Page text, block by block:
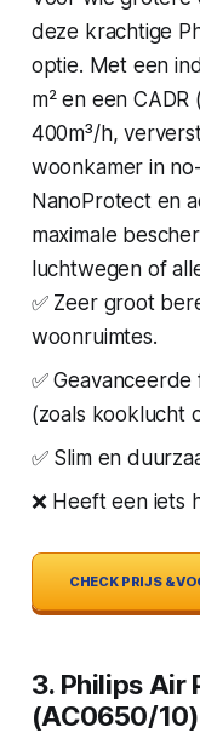
deze krachtige
optie. Met een
m² en een
400m³/h,
woonkamer in
NanoProtect en
maximale
luchtwegen of
✅ Zeer groot
woonruimtes.
✅
(zoals kooklucht
✅ Slim en
❌ Heeft een iets
CHECK PRIJS &
3. Philips Air
(AC0650/10)